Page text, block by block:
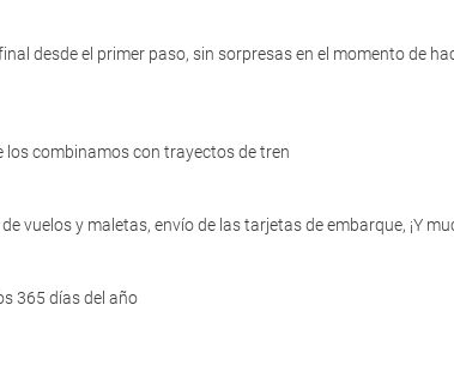
desde el primer paso, sin sorpresas en el momento de
los combinamos con trayectos de tren
vuelos y maletas, envío de las tarjetas de embarque, ¡Y
365 días del año